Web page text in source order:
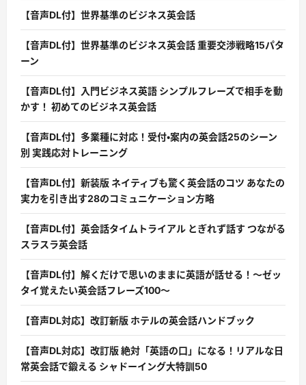
【音声DL付】世界基準のビジネス英会話
【音声DL付】世界基準のビジネス英会話 重要交渉戦略15パタ
ーン
【音声DL付】入門ビジネス英語 シンプルフレーズで相手を動
かす！ 初めてのビジネス英会話
【音声DL付】多業種に対応！受付・案内の英会話25のシーン
別 実践応対トレーニング
【音声DL付】新装版 ネイティブも驚く英会話のコツ あなたの
実力を引き出す28のコミュニケーション方略
【音声DL付】英会話タイムトライアル とぎれず話す つながる
スラスラ英会話
【音声DL付】解くだけで思いのままに英語が話せる！〜ゼッ
タイ覚えたい英会話フレーズ100〜
【音声DL対応】改訂新版 ホテルの英会話ハンドブック
【音声DL対応】改訂版 絶対「英語の口」になる！リアルな日
常英会話で鍛える シャドーイング大特訓50